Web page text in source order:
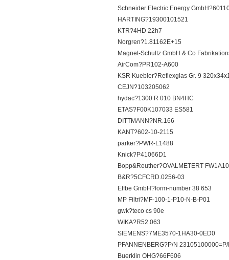
Schneider Electric Energy
HARTING?19300101521
KTR?4HD 22h7
Norgren?1.81162E+15
Magnet-Schultz GmbH & Co
AirCom?PR102-A600
KSR Kuebler?Reflexglas Gr. 9
CEJN?103205062
hydac?1300 R 010 BN4HC
ETAS?F00K107033 ES581
DITTMANN?NR.166
KANT?602-10-2115
parker?PWR-L1488
Knick?P41066D1
Bopp&Reuther?OVALMETERT
B&R?5CFCRD.0256-03
Effbe GmbH?form-number 38 653
MP Filtri?MF-100-1-P10-N-B-P01
gwk?teco cs 90e
WIKA?R52.063
SIEMENS?7ME3570-1HA30-0ED0
PFANNENBERG?P/N
Buerklin OHG?66F606